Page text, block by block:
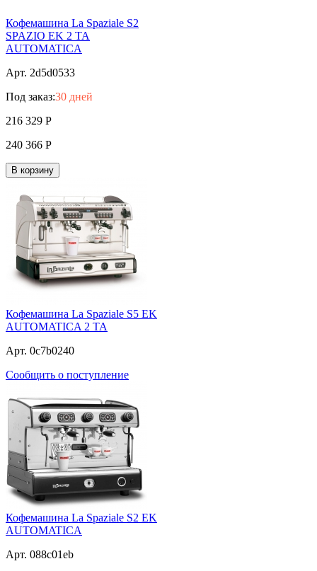
Кофемашина La Spaziale S2
SPAZIO ЕK 2 TA
AUTOMATICA
Арт. 2d5d0533
Под заказ:30 дней
216 329 Р
240 366 Р
В корзину
Кофемашина La Spaziale S5 EK
AUTOMATICA 2 TA
Арт. 0c7b0240
Сообщить о поступление
Кофемашина La Spaziale S2 EK
AUTOMATICA
Арт. 088c01eb